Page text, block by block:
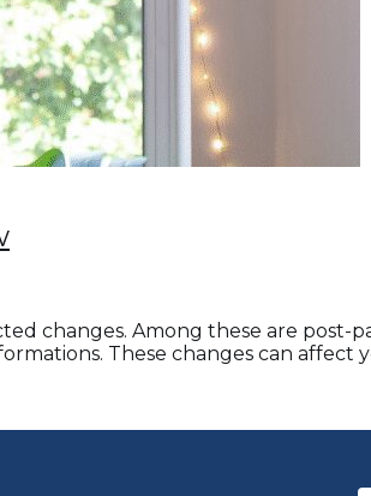
changes. Among these are post-
These changes can affect